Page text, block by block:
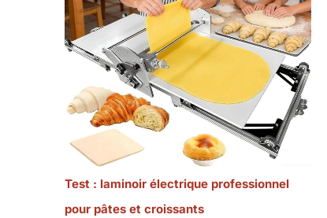
Test : laminoir électrique professionnel
pour pâtes et croissants